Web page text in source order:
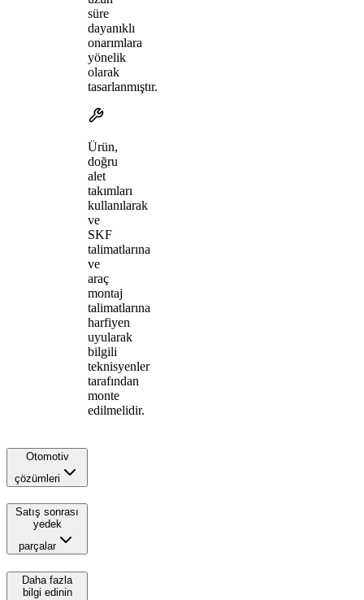
süre
dayanıklı
onarımlara
yönelik
olarak
tasarlanmıştır.
Ürün,
doğru
alet
takımları
kullanılarak
ve
SKF
talimatlarına
ve
araç
montaj
talimatlarına
harfiyen
uyularak
bilgili
teknisyenler
tarafından
monte
edilmelidir.
Otomotiv
çözümleri
Satış sonrası
yedek
parçalar
Daha fazla
bilgi edinin